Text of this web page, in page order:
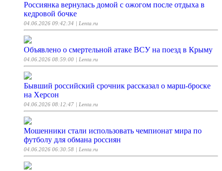
Россиянка вернулась домой с ожогом после отдыха в
кедровой бочке
04.06.2026 09:42:34 | Lenta.ru
Объявлено о смертельной атаке ВСУ на поезд в Крыму
04.06.2026 08:59:00 | Lenta.ru
Бывший российский срочник рассказал о марш-броске
на Херсон
04.06.2026 08:12:47 | Lenta.ru
Мошенники стали использовать чемпионат мира по
футболу для обмана россиян
04.06.2026 06:30:58 | Lenta.ru